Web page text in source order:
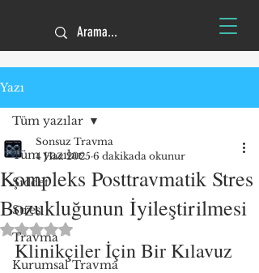
Yazı
Tüm yazılar
Şiddet
Stres
Travma
Kurumsal Travma
Tüm yazılar
Kompleks Posttravmatik Stres
Bozukluğunun İyileştirilmesi
Sonsuz Travma
4 Haz 2025 6 dakikada okunur
5 üzerinden NaN yıldız
Klinikçiler İçin Bir Kılavuz